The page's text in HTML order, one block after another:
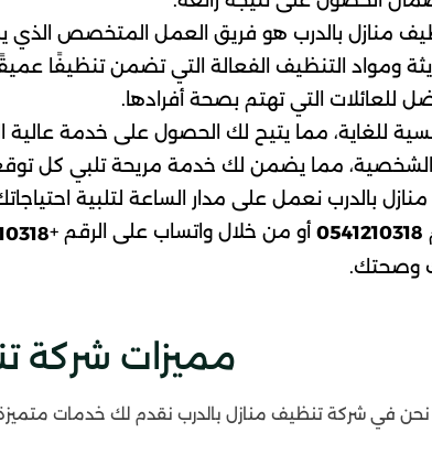
منازل بالدرب هو فريق العمل المتخصص الذي
ومواد التنظيف الفعالة التي تضمن تنظيفًا
للعائلات التي تهتم بصحة أفرادها.
للغاية، مما يتيح لك الحصول على خدمة
الشخصية، مما يضمن لك خدمة مريحة تلبي كل
بالدرب نعمل على مدار الساعة لتلبية
0541210318 أو من خلال واتساب على الرقم +
وصحتك.
مميزات شركة
نحن في شركة تنظيف منازل بالدرب نقدم لك خدمات